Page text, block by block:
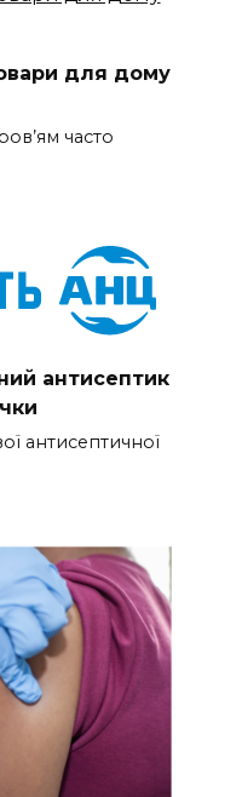
для дому
часто
антисептик
антисептичної